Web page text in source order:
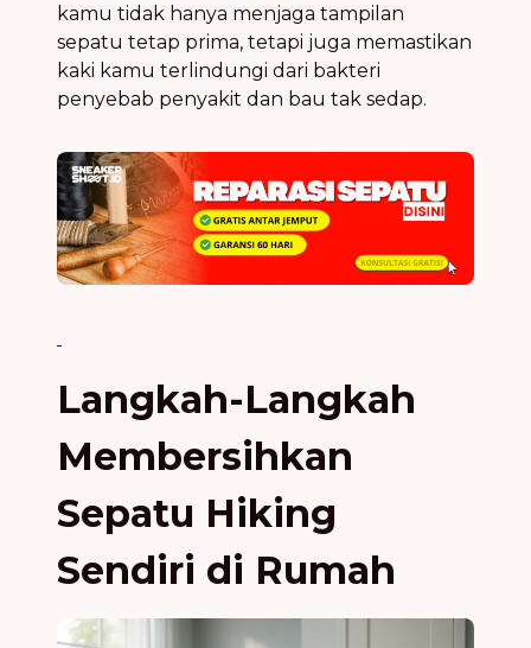
kamu tidak hanya menjaga tampilan
sepatu tetap prima, tetapi juga memastikan
kaki kamu terlindungi dari bakteri
penyebab penyakit dan bau tak sedap.
Langkah-Langkah
Membersihkan
Sepatu Hiking
Sendiri di Rumah